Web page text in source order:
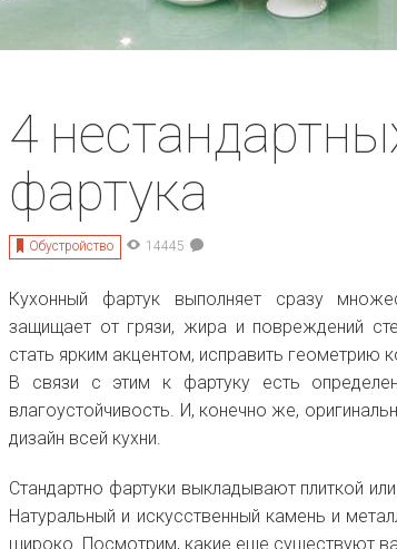
4
фартука
Обустройство 14445
Кухонный фартук выполняет сразу
защищает от грязи, жира и повреждений
стать ярким акцентом, исправить геометрию
В связи с этим к фартуку есть
влагоустойчивость. И, конечно же,
дизайн всей кухни.
Стандартно фартуки выкладывают плиткой
Натуральный и искусственный камень и
широко. Посмотрим, какие еще существуют